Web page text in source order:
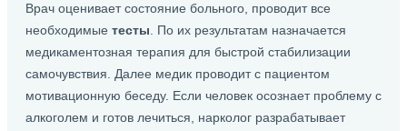
Врач оценивает состояние больного, проводит все
необходимые тесты . По их результатам назначается
медикаментозная терапия для быстрой стабилизации
самочувствия. Далее медик проводит с пациентом
мотивационную беседу. Если человек осознает проблему с
алкоголем и готов лечиться, нарколог разрабатывает